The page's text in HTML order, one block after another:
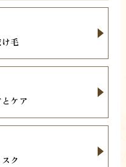
毛
ケア
ク